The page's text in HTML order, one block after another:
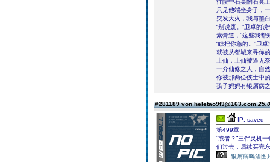
往院中石桌的石凳
只见他端坐身子，
突发大火，我与墨
“别说废。”卫卓的
素膏道，“这些我都
“瞧把你急的。”卫
就被从都城来寻你
上仙，上仙被逼无
一介仙修之人，自
你被那两位侠士中
孩子妈妈有银屑病
#281189 von heletao9f3@163.com
IP: saved
第499章
“或者？”三伴灵机
们过去，后续买完
银屑病喝酒图